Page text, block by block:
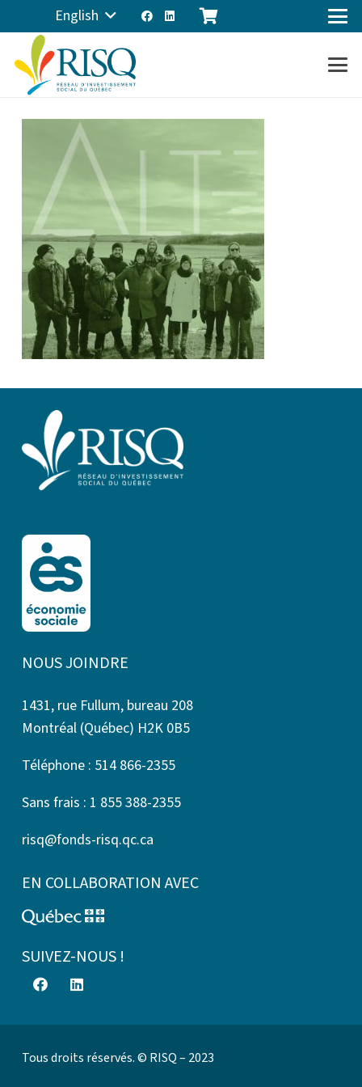
English
NOUS JOINDRE
1431, rue Fullum, bureau 208
Montréal (Québec) H2K 0B5
Téléphone : 514 866-2355
Sans frais : 1 855 388-2355
risq@fonds-risq.qc.ca
EN COLLABORATION AVEC
SUIVEZ-NOUS !
Tous droits réservés. © RISQ – 2023